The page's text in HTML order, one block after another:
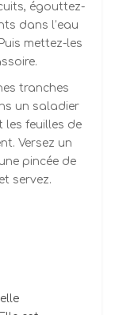
égouttez-
dans l’eau
mettez-les
tranches
un saladier
les feuilles de
Versez un
pincée de
servez.